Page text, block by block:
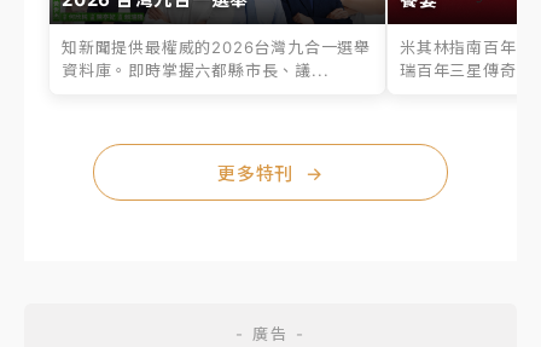
知新聞提供最權威的2026台灣九合一選舉
資料庫。即時掌握六都縣市長、議...
米其林指南百年之
瑞百年三星傳奇、
更多特刊 →